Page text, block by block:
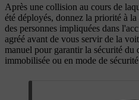
Après une collision au cours de
été déployés, donnez la priorité à
des personnes impliquées dans
agréé avant de vous servir de la
manuel pour garantir la sécurité du
immobilisée ou en mode de